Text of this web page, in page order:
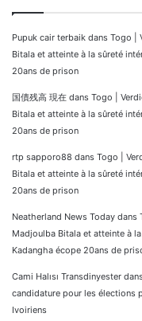
Pupuk cair terbaik dans Togo |
Bitala et atteinte à la sûreté
20ans de prison
国債残高 現在 dans Togo |
Bitala et atteinte à la sûreté
20ans de prison
rtp sapporo88 dans Togo |
Bitala et atteinte à la sûreté
20ans de prison
Neatherland News Today dans
Madjoulba Bitala et atteinte à
Kadangha écope 20ans de
Cami Halısı Transdinyester
candidature pour les élections
Ivoiriens